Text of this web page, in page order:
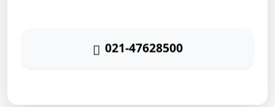
021-47628500